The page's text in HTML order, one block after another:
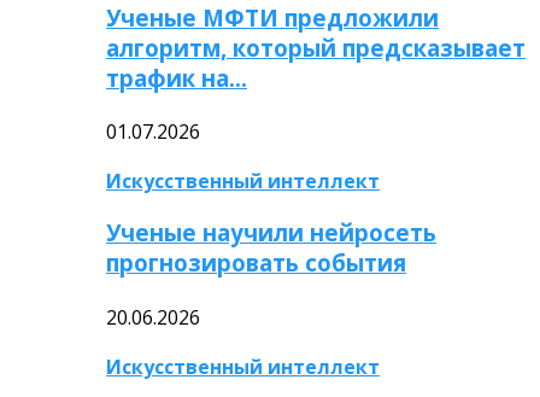
Ученые МФТИ предложили
алгоритм, который предсказывает
трафик на…
01.07.2026
Искусственный интеллект
Ученые научили нейросеть
прогнозировать события
20.06.2026
Искусственный интеллект